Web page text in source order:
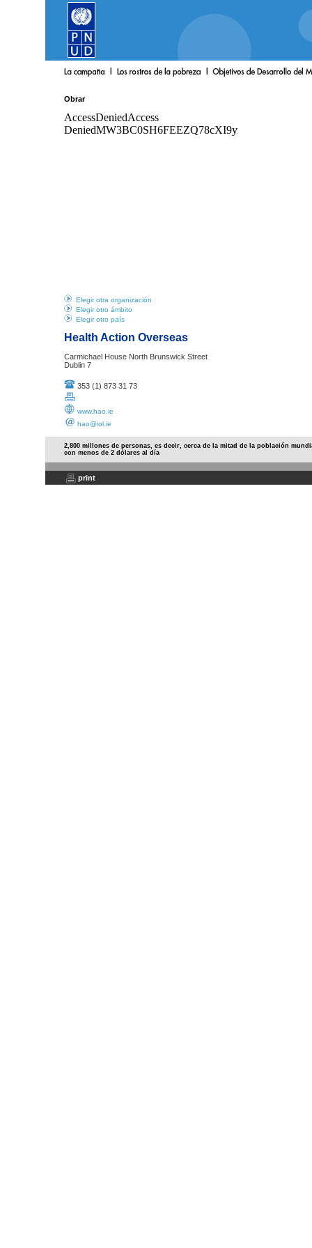
Obrar
Elegir otra organización
Elegir otro ámbito
Elegir otro país
Health Action Overseas
Carmichael House North Brunswick Street
Dublin 7
353 (1) 873 31 73
www.hao.ie
hao@iol.ie
2,800 millones de personas, es decir, cerca de la mitad de la población
con menos de 2 dólares al día
print